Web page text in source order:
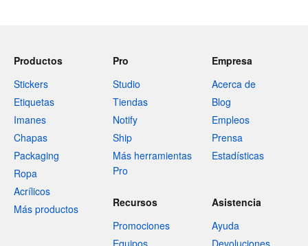
Productos
Stickers
Etiquetas
Imanes
Chapas
Packaging
Ropa
Acrílicos
Más productos
Pro
Studio
Tiendas
Notify
Ship
Más herramientas
Pro
Empresa
Acerca de
Blog
Empleos
Prensa
Estadísticas
Recursos
Promociones
Equipos
Asistencia
Ayuda
Devoluciones